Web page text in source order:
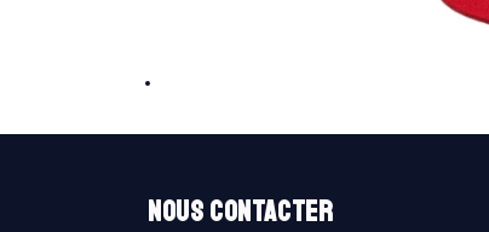
média
fenêtre
modale
NOUS CONTACTER